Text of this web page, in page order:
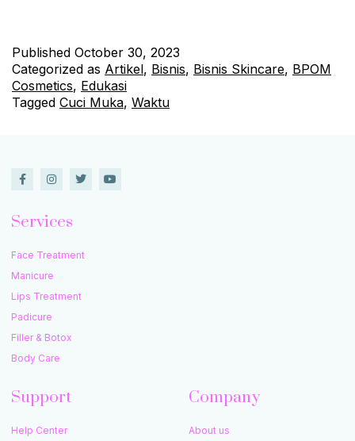
Published October 30, 2023
Categorized as Artikel, Bisnis, Bisnis Skincare, BPOM
Cosmetics, Edukasi
Tagged Cuci Muka, Waktu
Services
Face Treatment
Manicure
Lips Treatment
Padicure
Filler & Botox
Body Care
Support
Help Center
Company
About us